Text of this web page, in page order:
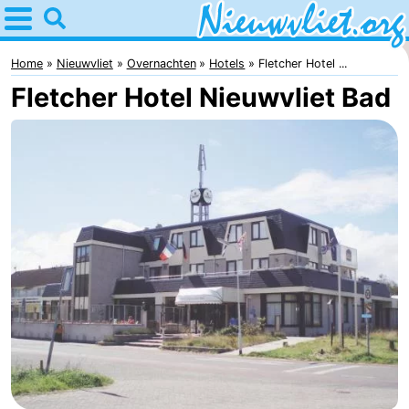
Home
Nieuwvliet
Tips
Appartementen
Campings
Hotels
Vakantiehuizen
-
Home Nieuwvliet Overnachten Hotels Fletcher Hotel ...
Fletcher Hotel Nieuwvliet Bad